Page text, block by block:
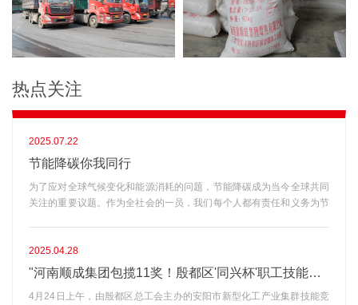
热点关注
2025.07.22
节能降碳你我同行
为了应对全球气候变化和能源消耗的问题，节能降碳成为当今全球共同
关注的重要议题。作为全社会的一员，我们每个人都有责任和义务为节
的生活方式和消费习惯，共同创造一个低碳环保的美好未来。一、什么
是节能降碳?节能是指有效利用能源资源，减少能源消耗对环境的压
力。降碳则是指减少温室气体的排放，尤其是二氧化碳，减缓气候变化
的速度。二、节能降碳为什么重要?减少能源消耗，降低环境压力，改
2025.04.28
"河南顺成集团包揽11奖！殷都区'同兴杯'职工技能大赛成果丰硕"
4月24日上午，由殷都区总工会主办的安阳市新型化工产业集群技能竞